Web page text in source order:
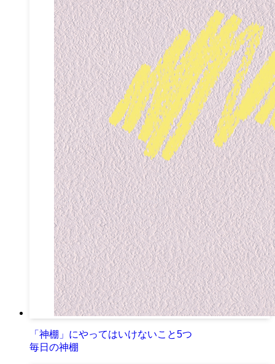
「神棚」にやってはいけないこと5つ
毎日の神棚